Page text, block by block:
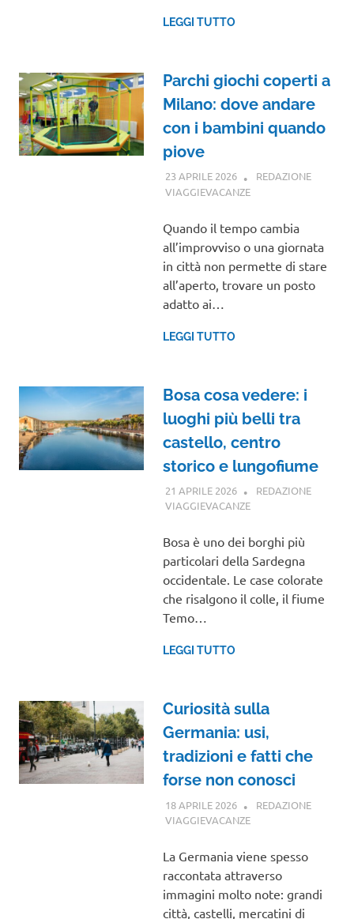
LEGGI TUTTO
Parchi giochi coperti a
Milano: dove andare
con i bambini quando
piove
23 APRILE 2026
REDAZIONE
VIAGGIEVACANZEGUIDE
Quando il tempo cambia
all’improvviso o una giornata
in città non permette di stare
all’aperto, trovare un posto
adatto ai…
LEGGI TUTTO
Bosa cosa vedere: i
luoghi più belli tra
castello, centro
storico e lungofiume
21 APRILE 2026
REDAZIONE
VIAGGIEVACANZEVIAGGI NEL MONDO
Bosa è uno dei borghi più
particolari della Sardegna
occidentale. Le case colorate
che risalgono il colle, il fiume
Temo…
LEGGI TUTTO
Curiosità sulla
Germania: usi,
tradizioni e fatti che
forse non conosci
18 APRILE 2026
REDAZIONE
VIAGGIEVACANZENOTIZIE VIAGGI
La Germania viene spesso
raccontata attraverso
immagini molto note: grandi
città, castelli, mercatini di